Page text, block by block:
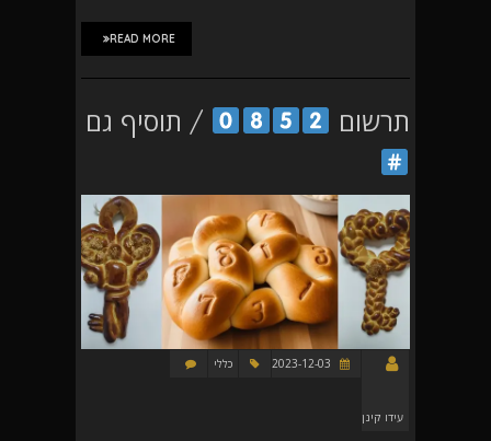
READ MORE
תרשום / תוסיף גם
עידו קינן
כללי